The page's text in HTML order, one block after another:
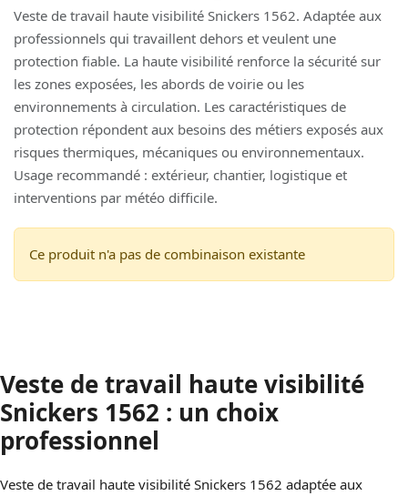
Veste de travail haute visibilité Snickers 1562. Adaptée aux
professionnels qui travaillent dehors et veulent une
protection fiable. La haute visibilité renforce la sécurité sur
les zones exposées, les abords de voirie ou les
environnements à circulation. Les caractéristiques de
protection répondent aux besoins des métiers exposés aux
risques thermiques, mécaniques ou environnementaux.
Usage recommandé : extérieur, chantier, logistique et
interventions par météo difficile.
Ce produit n'a pas de combinaison existante
Veste de travail haute visibilité
Snickers 1562 : un choix
professionnel
Veste de travail haute visibilité Snickers 1562 adaptée aux